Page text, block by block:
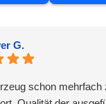
G.
schon mehrfach